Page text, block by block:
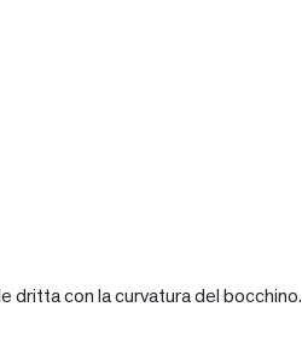
dritta con la curvatura del bocchino.